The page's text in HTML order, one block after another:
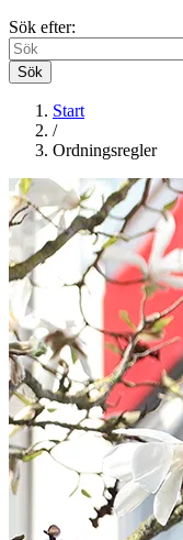
Sök efter:
Sök
Start
/
Ordningsregler